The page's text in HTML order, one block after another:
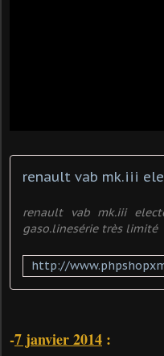
renault vab mk.iii
renault vab mk.iii
gaso.linesérie très limité
-7 janvier 2014 :